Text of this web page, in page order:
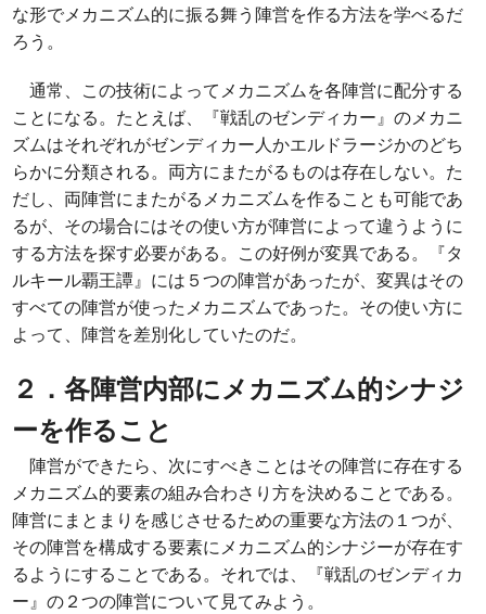
な形でメカニズム的に振る舞う陣営を作る方法を学べるだ
ろう。
通常、この技術によってメカニズムを各陣営に配分する
ことになる。たとえば、『戦乱のゼンディカー』のメカニ
ズムはそれぞれがゼンディカー人かエルドラージかのどち
らかに分類される。両方にまたがるものは存在しない。た
だし、両陣営にまたがるメカニズムを作ることも可能であ
るが、その場合にはその使い方が陣営によって違うように
する方法を探す必要がある。この好例が変異である。『タ
ルキール覇王譚』には５つの陣営があったが、変異はその
すべての陣営が使ったメカニズムであった。その使い方に
よって、陣営を差別化していたのだ。
２．各陣営内部にメカニズム的シナジ
ーを作ること
陣営ができたら、次にすべきことはその陣営に存在する
メカニズム的要素の組み合わさり方を決めることである。
陣営にまとまりを感じさせるための重要な方法の１つが、
その陣営を構成する要素にメカニズム的シナジーが存在す
るようにすることである。それでは、『戦乱のゼンディカ
ー』の２つの陣営について見てみよう。